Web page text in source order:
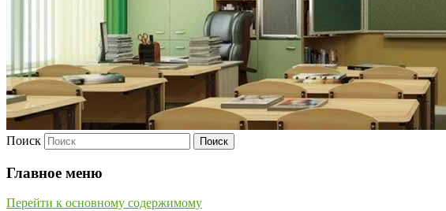
Поиск
Главное меню
Перейти к основному содержимому